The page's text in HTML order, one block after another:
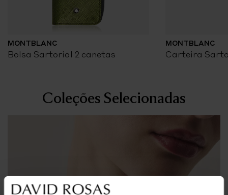
MONTBLANC
Bolsa Sartorial 2 canetas
MONTBLANC
Carteira
Coleções Selecionadas